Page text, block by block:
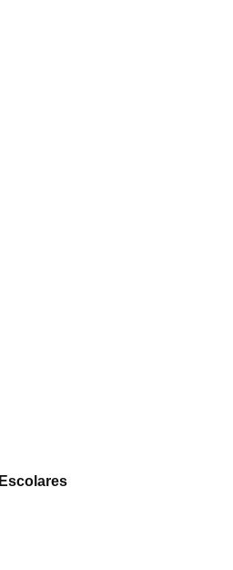
Escolares